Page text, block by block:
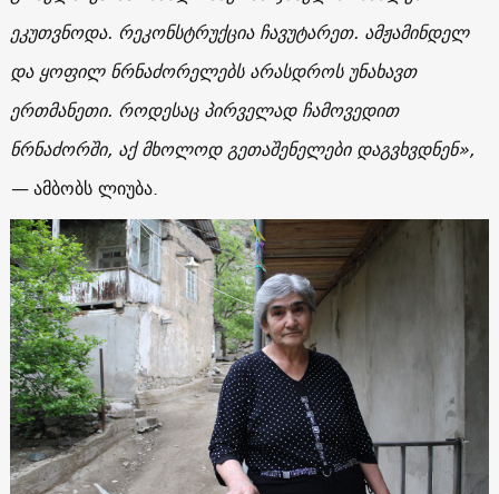
ეკუთვნოდა. რეკონსტრუქცია ჩავუტარეთ. ამჟამინდელ
და ყოფილ ნრნაძორელებს არასდროს უნახავთ
ერთმანეთი. როდესაც პირველად ჩამოვედით
ნრნაძორში, აქ მხოლოდ გეთაშენელები დაგვხვდნენ»,
—ამბობს ლიუბა.